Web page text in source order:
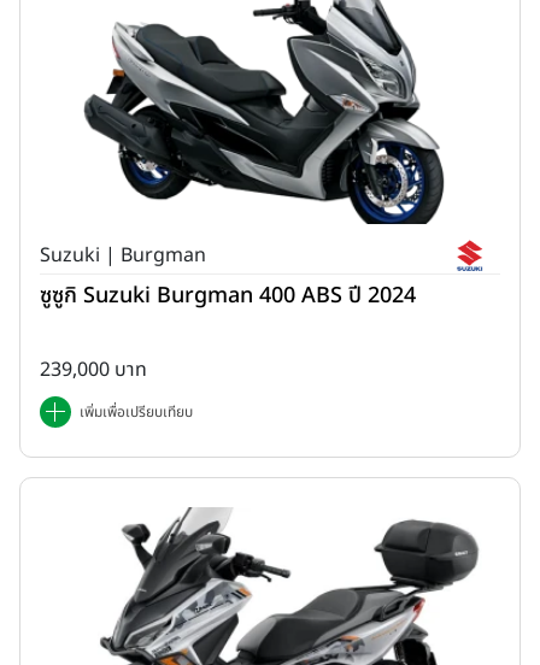
Suzuki | Burgman
ซูซูกิ Suzuki Burgman 400 ABS ปี 2024
239,000 บาท
เพิ่มเพื่อเปรียบเทียบ